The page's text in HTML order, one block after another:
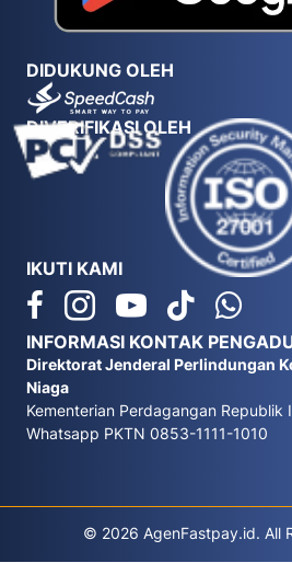
DIDUKUNG OLEH
DIVERIFIKASI OLEH
IKUTI KAMI
INFORMASI KONTAK
Direktorat Jenderal Perlindungan
Niaga
Kementerian Perdagangan Republik
Whatsapp PKTN 0853-1111-1010
© 2026 AgenFastpay.id. All